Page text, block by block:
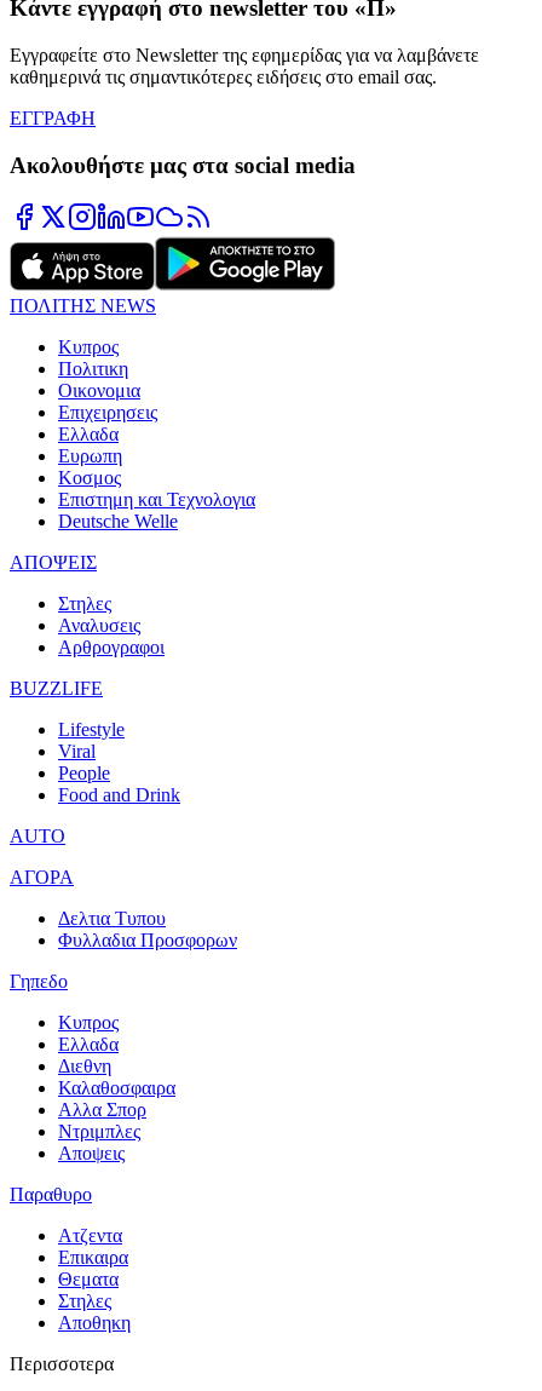
Κάντε εγγραφή στο newsletter του «Π»
Εγγραφείτε στο Newsletter της εφημερίδας για να λαμβάνετε
καθημερινά τις σημαντικότερες ειδήσεις στο email σας.
ΕΓΓΡΑΦΗ
Ακολουθήστε μας στα social media
ΠΟΛΙΤΗΣ NEWS
Κυπρος
Πολιτικη
Οικονομια
Επιχειρησεις
Ελλαδα
Ευρωπη
Κοσμος
Επιστημη και Τεχνολογια
Deutsche Welle
ΑΠΟΨΕΙΣ
Στηλες
Αναλυσεις
Αρθρογραφοι
BUZZLIFE
Lifestyle
Viral
People
Food and Drink
AUTO
ΑΓΟΡΑ
Δελτια Τυπου
Φυλλαδια Προσφορων
Γηπεδο
Κυπρος
Ελλαδα
Διεθνη
Καλαθοσφαιρα
Αλλα Σπορ
Ντριμπλες
Αποψεις
Παραθυρο
Ατζεντα
Επικαιρα
Θεματα
Στηλες
Αποθηκη
Περισσοτερα